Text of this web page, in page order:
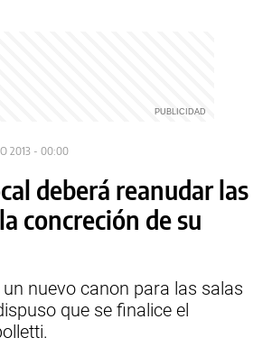
2013 - 00:00
deberá reanudar las
concreción de su
nuevo canon para las salas
que se finalice el